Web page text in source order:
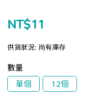
NT$11
供貨狀況: 尚有庫存
數量
單個
12個